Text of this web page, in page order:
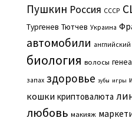
Пушкин Россия СССР
Тургенев Тютчев Украина
автомобили
биология волосы
запах здоровье зубы игры
кошки криптовалюта
любовь макияж